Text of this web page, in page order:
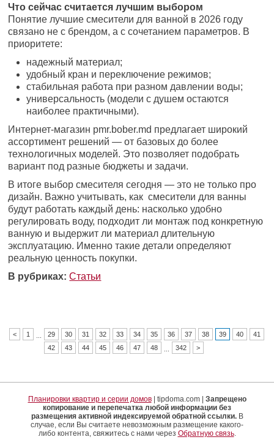
Что сейчас считается лучшим выбором
Понятие лучшие смесители для ванной в 2026 году
связано не с брендом, а с сочетанием параметров. В
приоритете:
надежный материал;
удобный кран и переключение режимов;
стабильная работа при разном давлении воды;
универсальность (модели с душем остаются
наиболее практичными).
Интернет-магазин pmr.bober.md предлагает широкий
ассортимент решений — от базовых до более
технологичных моделей. Это позволяет подобрать
вариант под разные бюджеты и задачи.
В итоге выбор смесителя сегодня — это не только про
дизайн. Важно учитывать, как смесители для ванны
будут работать каждый день: насколько удобно
регулировать воду, подходит ли монтаж под конкретную
ванную и выдержит ли материал длительную
эксплуатацию. Именно такие детали определяют
реальную ценность покупки.
В рубриках: Статьи
< 1 29 30 31 32 33 34 35 36 37 38 39 40
41
42
43 44 45 46 47 48 342 >
Планировки квартир и серии домов| tipdoma.com | Запрещено
копирование и перепечатка любой информации без
размещения активной индексируемой обратной ссылки.В
случае, если Вы считаете невозможным размещение какого-
либо контента, свяжитесь с нами через Обратную связь.